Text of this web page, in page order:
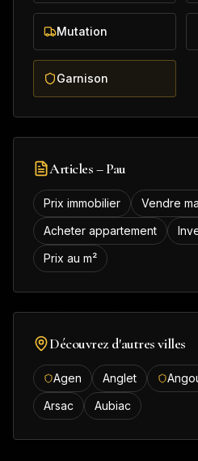
Mutation
Garnison
Articles –Pau
Prix immobilier
Vendre
Acheter appartement
Prix au m²
Découvrez d'autres villes
Agen Anglet
Arsac
Aubiac